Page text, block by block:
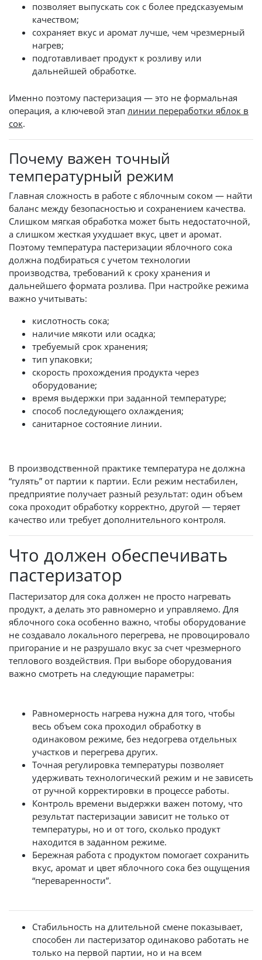
позволяет выпускать сок с более предсказуемым
качеством;
сохраняет вкус и аромат лучше, чем чрезмерный
нагрев;
подготавливает продукт к розливу или
дальнейшей обработке.
Именно поэтому пастеризация — это не формальная
операция, а ключевой этап линии переработки яблок в
сок.
Почему важен точный
температурный режим
Главная сложность в работе с яблочным соком — найти
баланс между безопасностью и сохранением качества.
Слишком мягкая обработка может быть недостаточной,
а слишком жесткая ухудшает вкус, цвет и аромат.
Поэтому температура пастеризации яблочного сока
должна подбираться с учетом технологии
производства, требований к сроку хранения и
дальнейшего формата розлива. При настройке режима
важно учитывать:
кислотность сока;
наличие мякоти или осадка;
требуемый срок хранения;
тип упаковки;
скорость прохождения продукта через
оборудование;
время выдержки при заданной температуре;
способ последующего охлаждения;
санитарное состояние линии.
​​​​​​​В производственной практике температура не должна
“гулять” от партии к партии. Если режим нестабилен,
предприятие получает разный результат: один объем
сока проходит обработку корректно, другой — теряет
качество или требует дополнительного контроля.
Что должен обеспечивать
пастеризатор
Пастеризатор для сока должен не просто нагревать
продукт, а делать это равномерно и управляемо. Для
яблочного сока особенно важно, чтобы оборудование
не создавало локального перегрева, не провоцировало
пригорание и не разрушало вкус за счет чрезмерного
теплового воздействия. При выборе оборудования
важно смотреть на следующие параметры:
Равномерность нагрева нужна для того, чтобы
весь объем сока проходил обработку в
одинаковом режиме, без недогрева отдельных
участков и перегрева других.
Точная регулировка температуры позволяет
удерживать технологический режим и не зависеть
от ручной корректировки в процессе работы.
Контроль времени выдержки важен потому, что
результат пастеризации зависит не только от
температуры, но и от того, сколько продукт
находится в заданном режиме.
Бережная работа с продуктом помогает сохранить
вкус, аромат и цвет яблочного сока без ощущения
“переваренности”.
Стабильность на длительной смене показывает,
способен ли пастеризатор одинаково работать не
только на первой партии, но и на всем